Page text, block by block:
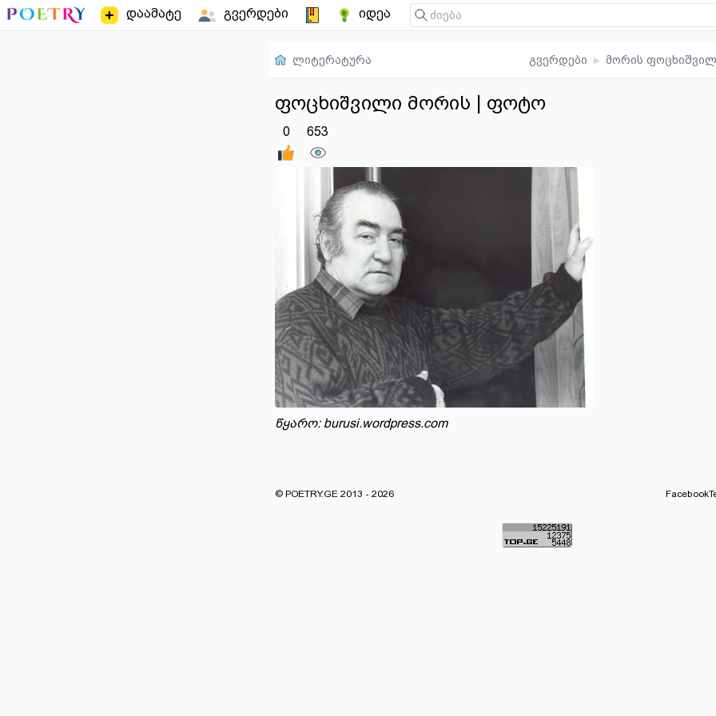
დაამატე გვერდები იდეა
ლიტერატურა გვერდები ▸ მორის
ფოცხიშვილი მორის | ფოტო
0 653
წყარო: burusi.wordpress.com
© POETRY.GE 2013 - 2026 Facebook